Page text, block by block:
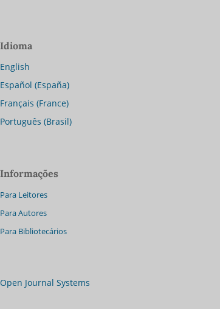
Idioma
English
Español (España)
Français (France)
Português (Brasil)
Informações
Para Leitores
Para Autores
Para Bibliotecários
Open Journal Systems